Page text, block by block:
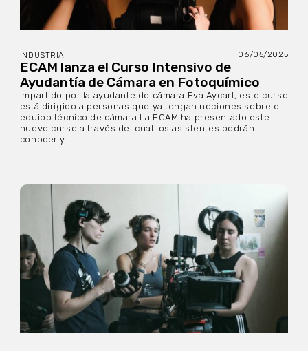
INDUSTRIA 06/05/2025
ECAM lanza el Curso Intensivo de
Ayudantía de Cámara en Fotoquímico
Impartido por la ayudante de cámara Eva Aycart, este curso
está dirigido a personas que ya tengan nociones sobre el
equipo técnico de cámara La ECAM ha presentado este
nuevo curso a través del cual los asistentes podrán
conocer y...